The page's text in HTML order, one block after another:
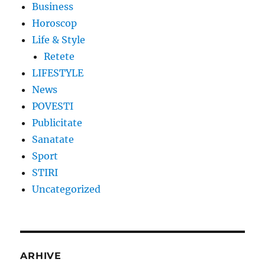
Business
Horoscop
Life & Style
Retete
LIFESTYLE
News
POVESTI
Publicitate
Sanatate
Sport
STIRI
Uncategorized
ARHIVE